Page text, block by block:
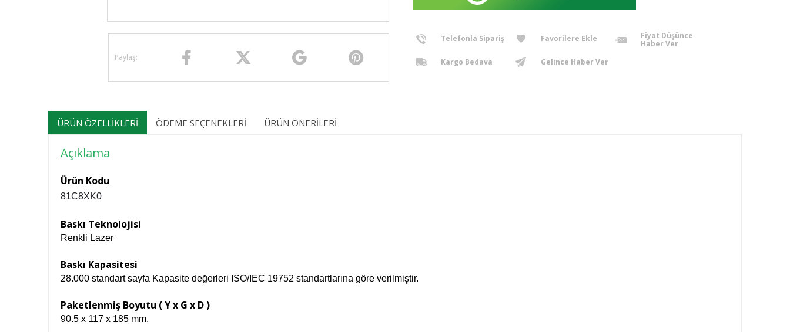
Telefonla Sipariş Favorilere Ekle
Fiyat Düşünce
Haber Ver
Kargo Bedava
Gelince Haber Ver
ÜRÜN ÖZELLIKLERI ÖDEME SEÇENEKLERI ÜRÜN ÖNERILERI
Açıklama
Ürün Kodu
81C8XK0
Baskı Teknolojisi
Renkli Lazer
Baskı Kapasitesi
28.000 standart sayfa Kapasite değerleri ISO/IEC 19752 standartlarına göre verilmiştir.
Paketlenmiş Boyutu ( Y x G x D )
90.5 x 117 x 185 mm.